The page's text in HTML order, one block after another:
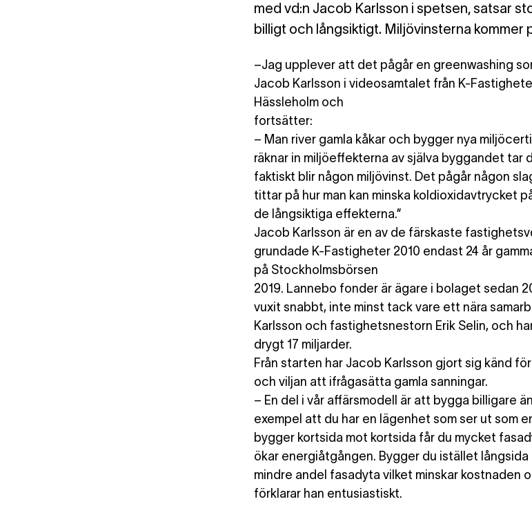
med vd:n Jacob Karlsson i spetsen, satsar
billigt och långsiktigt. Miljövinsterna kommer
–Jag uppleveratt det pågår en greenwashing
Jacob Karlsson i videosamtalet från K-
Hässleholm och
fortsätter:
– Man river gamla kåkar och bygger nya
räknar in miljöeffekterna av själva byggandet tar
faktiskt blir någon miljövinst. Det pågår någon
tittar på hur man kan minska koldioxidavtrycket
de långsiktiga effekterna.”
Jacob Karlsson är en av de färskaste
grundade K-Fastigheter 2010 endast 24 år
på Stockholmsbörsen
2019. Lannebo fonder är ägare i bolaget sedan
vuxit snabbt, inte minst tack vare ett nära
Karlsson och fastighetsnestorn Erik Selin, och
drygt 17 miljarder.
Från starten har Jacob Karlsson gjort sig känd
och viljan att ifrågasätta gamla sanningar.
– En del i vår affärsmodell är att bygga billigare än
exempel att du har en lägenhet som ser ut som
bygger kortsida mot kortsida får du mycket
ökar energiåtgången. Bygger du istället långsida
mindre andel fasadyta vilket minskar kostnaden
förklarar han entusiastiskt.